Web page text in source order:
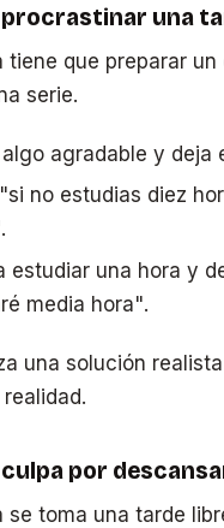
procrastinar una
tiene que preparar
serie.
agradable y deja
no estudias diez
estudiar una hora y
media hora".
una solución
por
se toma una tarde